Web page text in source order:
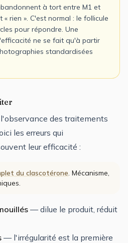
à tort entre M1 et
rien ». C'est normal : le follicule
pour répondre. Une
ne se fait qu'à partir
standardisées
des traitements
les erreurs qui
leur efficacité :
du clascotérone. Mécanisme,
— dilue le produit, réduit
— l'irrégularité est la première